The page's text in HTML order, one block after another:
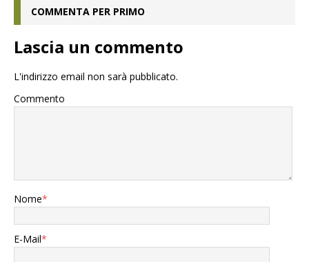
COMMENTA PER PRIMO
Lascia un commento
L'indirizzo email non sarà pubblicato.
Commento
Nome*
E-Mail*